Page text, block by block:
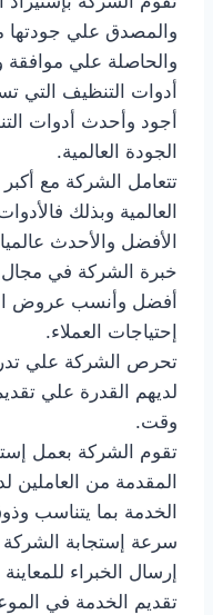
والمصدق علي جودتها
والحاصلة علي موافقة
أدوات التنظيف
أجود وأحدث أدوات
الجودة العالمية.
تتعامل الشركة مع
العالمية وبذلك
الأفضل والأحدث
خبرة الشركة في مجال
أفضل وأنسب عروض
إحتياجات العملاء.
تحرص الشركة علي
لديهم القدرة علي
وقت.
تقوم الشركة بعمل
المقدمة من العاملين
الخدمة بما يتناسب
سرعة إستجابة
إرسال الخبراء
تقديم الخدمة في